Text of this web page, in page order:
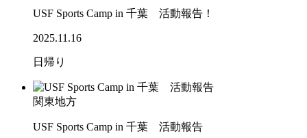
USF Sports Camp in 千葉 活動報告！
2025.11.16
日帰り
関東地方
USF Sports Camp in 千葉 活動報告